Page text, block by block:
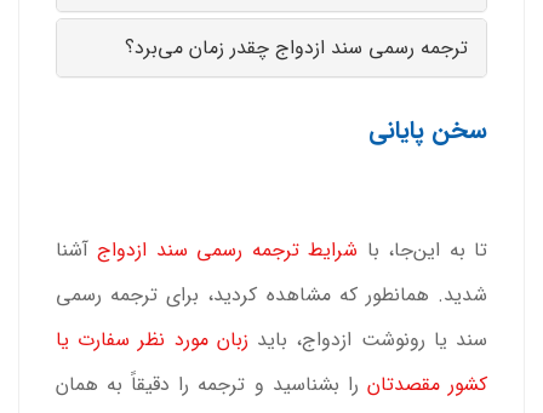
ترجمه رسمی سند ازدواج چقدر زمان می‌برد؟
سخن پایانی
تا به این‌جا، با شرایط ترجمه رسمی سند ازدواج آشنا
شدید. همانطور که مشاهده کردید، برای ترجمه رسمی
سند یا رونوشت ازدواج، باید زبان مورد نظر سفارت یا
کشور مقصدتان را بشناسید و ترجمه را دقیقاً به همان